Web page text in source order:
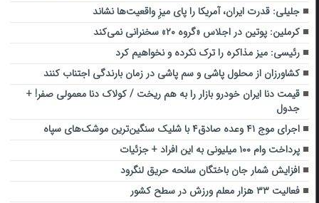
جلیلی: قدرت ایران، آمریکا را پای میزِ واقعیت‌ها نشاند
کرملین: پوتین در اجلاس «گروه ۲۰» سخنرانی نمی‌کند
رئیسی: میز مذاکره را ترک نکرده و نخواهیم کرد
کشاورزان از محلول پاشی و سم پاشی در زمان بارندگی اجتناب کنند
قیمت دنا ایران خودرو بازار را به هم ریخت / کولاک دنا معمولی صفر! +
جدول
اجرای موج ۴۱ وعده صادق۴ با شلیک سنگین‌ترین موشک‌های سپاه
پرداخت وام ۱۰۰ میلیونی به این افراد + جزئیات
افزایش شمار جان باختگان سانحه حریق لنگرود
فعالیت ۳۳ هزار معلم ورزش در سطح کشور